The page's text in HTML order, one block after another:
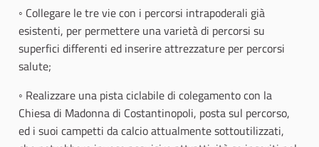
◦ Collegare le tre vie con i percorsi intrapoderali già
esistenti, per permettere una varietà di percorsi su
superfici differenti ed inserire attrezzature per percorsi
salute;
◦ Realizzare una pista ciclabile di colegamento con la
Chiesa di Madonna di Costantinopoli, posta sul percorso,
ed i suoi campetti da calcio attualmente sottoutilizzati,